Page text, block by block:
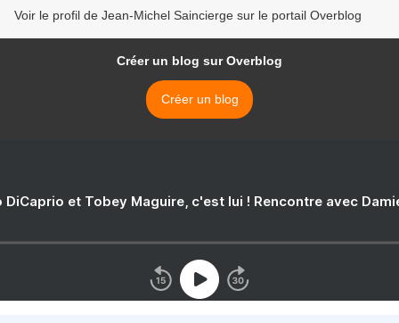
Voir le profil de Jean-Michel Saincierge sur le portail Overblog
Créer un blog sur Overblog
Créer un blog
DiCaprio et Tobey Maguire, c'est lui ! Rencontre avec